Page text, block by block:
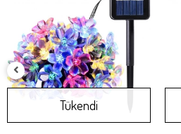
Tükendi